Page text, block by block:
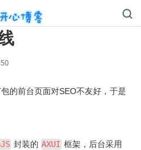
开心博客
的前台页面对SEO不友好，于是
封装的 AXUI 框架，后台采用